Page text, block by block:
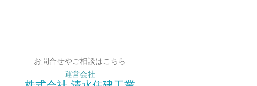
お問合せやご相談はこちら
運営会社